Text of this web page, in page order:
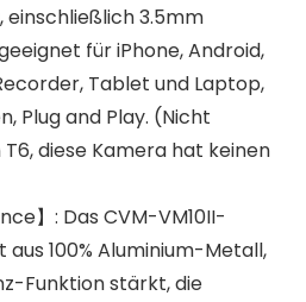
3.5mm
für iPhone, Android,
Tablet und Laptop,
Plug and Play. (Nicht
diese Kamera hat keinen
】: Das CVM-VM10II-
100% Aluminium-Metall,
Funktion stärkt, die